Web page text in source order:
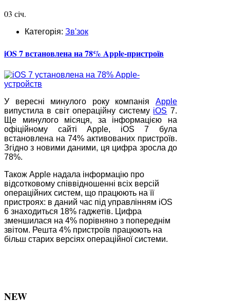
03 січ.
Категорія: Зв'зок
iOS 7 встановлена на 78% Apple-пристроїв
У вересні минулого року компанія Apple
випустила в світ операційну систему iOS 7.
Ще минулого місяця, за інформацією на
офіційному сайті Apple, iOS 7 була
встановлена на 74% активованих пристроїв.
Згідно з новими даними, ця цифра зросла до
78%.
Також Apple надала інформацію про
відсотковому співвідношенні всіх версій
операційних систем, що працюють на її
пристроях: в даний час під управлінням iOS
6 знаходиться 18% гаджетів. Цифра
зменшилася на 4% порівняно з попереднім
звітом. Решта 4% пристроїв працюють на
більш старих версіях операційної системи.
NEW